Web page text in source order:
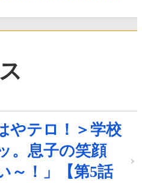
やテロ！＞学校
。息子の笑顔
～！」【第5話